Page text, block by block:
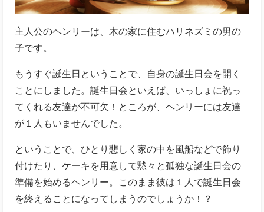
主人公のヘンリーは、木の家に住むハリネズミの男の
子です。
もうすぐ誕生日ということで、自身の誕生日会を開く
ことにしました。誕生日会といえば、いっしょに祝っ
てくれる友達が不可欠！ところが、ヘンリーには友達
が１人もいませんでした。
ということで、ひとり悲しく家の中を風船などで飾り
付けたり、ケーキを用意して黙々と孤独な誕生日会の
準備を始めるヘンリー。このまま彼は１人で誕生日会
を終えることになってしまうのでしょうか！？